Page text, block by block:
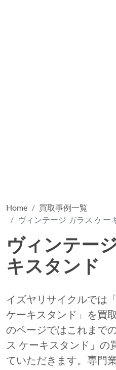
Home
買取事例一覧
ヴィンテージ ガラス ケー
ヴィンテー
キスタンド
イズヤリサイクルでは
ケーキスタンド」を買
のページではこれまで
ス ケーキスタンド」の
ていただきます。専門